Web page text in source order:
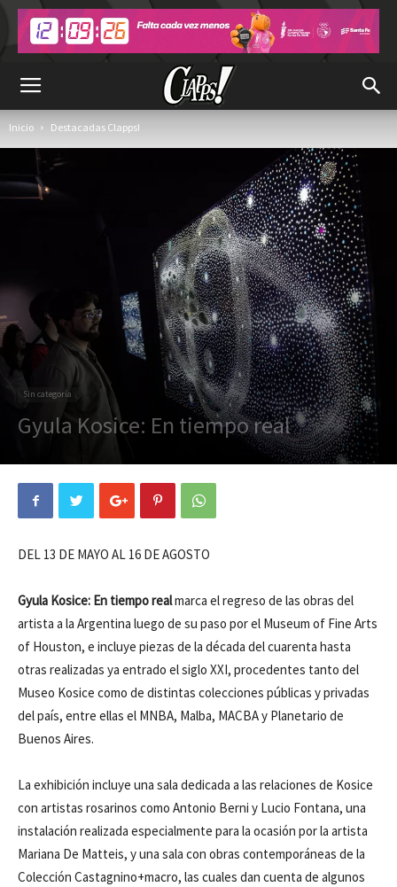
Inicio Destacadas Clapps!
Sin categoría
Gyula Kosice: En tiempo real
DEL 13 DE MAYO AL 16 DE AGOSTO
Gyula Kosice: En tiempo realmarca el regreso de las obras del
artista a la Argentina luego de su paso por el Museum of Fine Arts
of Houston, e incluye piezas de la década del cuarenta hasta
otras realizadas ya entrado el siglo XXI, procedentes tanto del
Museo Kosice como de distintas colecciones públicas y privadas
del país, entre ellas el MNBA, Malba, MACBA y Planetario de
Buenos Aires.
La exhibición incluye una sala dedicada a las relaciones de Kosice
con artistas rosarinos como Antonio Berni y Lucio Fontana, una
instalación realizada especialmente para la ocasión por la artista
Mariana De Matteis, y una sala con obras contemporáneas de la
Colección Castagnino+macro, las cuales dan cuenta de algunos